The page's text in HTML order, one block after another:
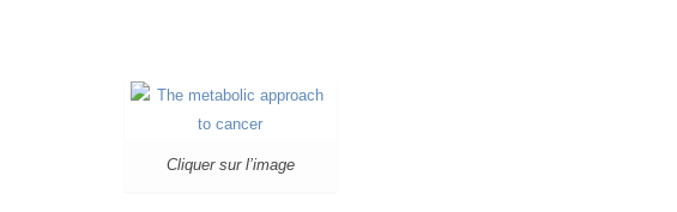
Cliquer sur l’image